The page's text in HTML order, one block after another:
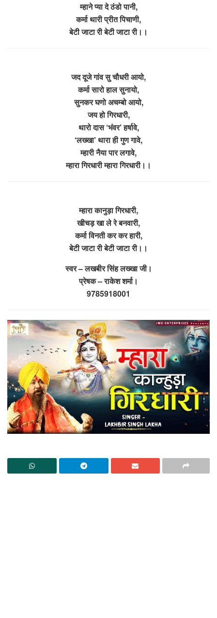
म्हाने प्या दे ठंडो पानी,
कर्मा थारी प्रीत पिचाणी,
बेटी जाटा री बेटी जाटा री।।
जद दूजे गांव सु चौधरी आयो,
कर्मा सारो हाल सुनायो,
सुनकर घणो अचम्बो आयो,
जय हो गिरधारी,
थारो दास ‘भंवर’ हर्षावे,
‘लख्खा’ थारा ही गुण गावे,
म्हारी नैया पार लगावे,
म्हारा गिरधारी म्हारा गिरधारी।।
म्हारा कानुड़ा गिरधारी,
खीचड़ खा ले रे बनवारी,
कर्मा विनती कर कर हारी,
बेटी जाटा री बेटी जाटा री।।
स्वर – लखबीर सिंह लख्खा जी।
प्रेषक – राकेश शर्मा।
9785918001